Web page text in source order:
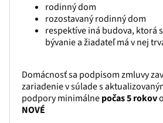
rodinný dom
rozostavaný rodinný dom
respektíve iná budova, ktorá
bývanie a žiadateľ má v nej
Domácnosť sa podpisom zmluvy
zariadenie v súlade s
podpory minimálnepočas 5 rokov
NOVÉ